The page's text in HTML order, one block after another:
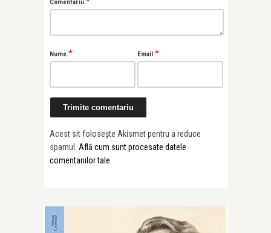
Comentariu:
Nume:* Email:*
Acest sit folosește Akismet pentru a reduce
spamul. Află cum sunt procesate datele
comentariilor tale